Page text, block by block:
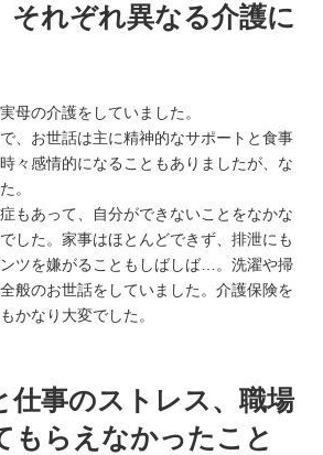
それぞれ異なる介護に
母の介護をしていました。
、お世話は主に精神的なサポートと食事
々感情的になることもありましたが、な
。
もあって、自分ができないことをなかな
した。家事はほとんどできず、排泄にも
ツを嫌がることもしばしば…。洗濯や掃
般のお世話をしていました。介護保険を
かなり大変でした。
仕事のストレス、職場
もらえなかったこと